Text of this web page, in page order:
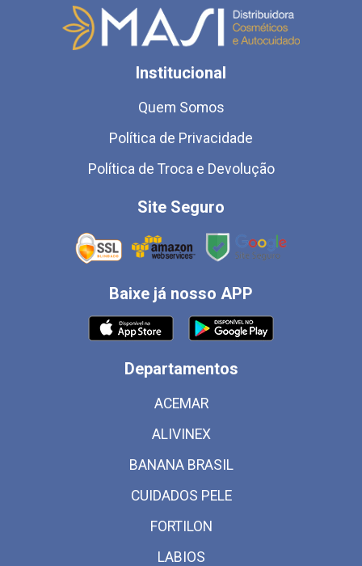
Institucional
Quem Somos
Política de Privacidade
Política de Troca e Devolução
Site Seguro
Baixe já nosso APP
Departamentos
ACEMAR
ALIVINEX
BANANA BRASIL
CUIDADOS PELE
FORTILON
LABIOS